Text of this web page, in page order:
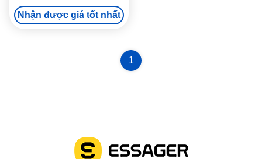
không có thể điều chỉnh 360
độ
Nhận được giá tốt nhất
1